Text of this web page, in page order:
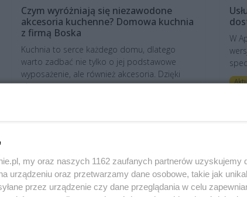
Czym wyróżniają się niezawodone
akcesoria kuchenne? Domowa kuchnia
z firmą Boska
Kuchnia to serce każdego domu, dlatego
warto zadbać nie tylko o jej podstawowe
wyposażenie, ale również akcesoria. Dzięki
nim przy...
W
my oraz naszych 1162 zaufanych partnerów uzyskujemy
urządzeniu oraz przetwarzamy dane osobowe, takie jak
przez urządzenie czy dane przeglądania w celu